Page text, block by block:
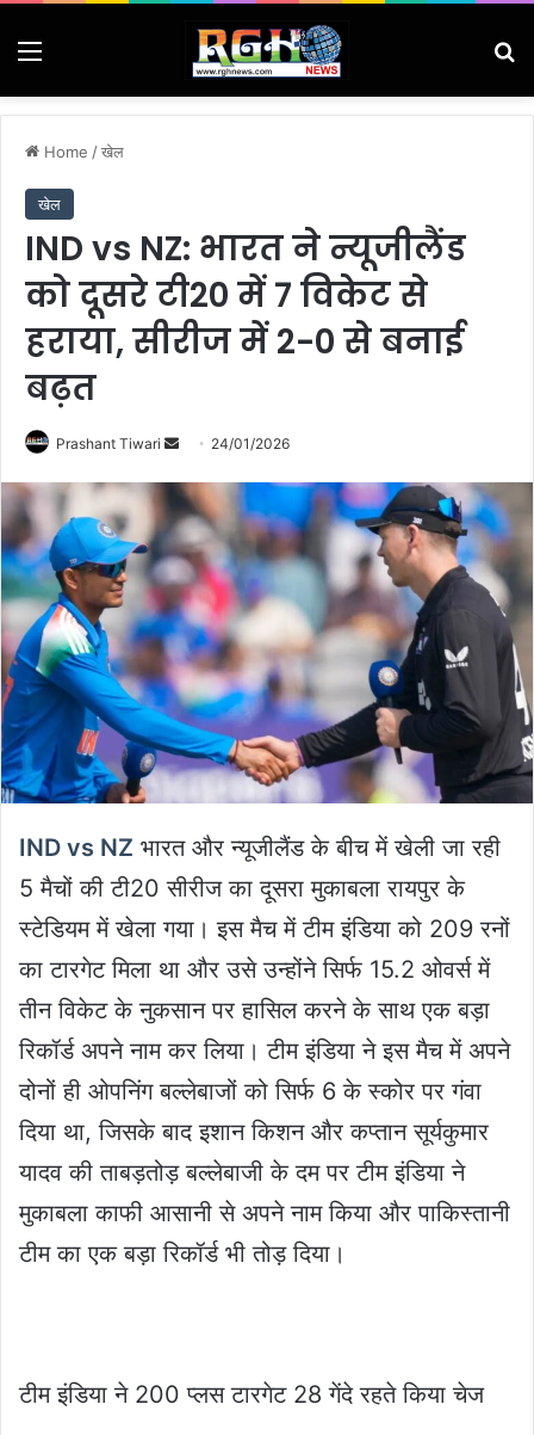
Menu
Home /खेल
खेल
IND vs NZ: भारत ने न्यूजीलैंड
को दूसरे टी20 में 7 विकेट से
हराया, सीरीज में 2-0 से बनाई
बढ़त
Prashant Tiwari
Send
email
24/01/2026
IND vs NZ भारत और न्यूजीलैंड के बीच में खेली जा रही
5 मैचों की टी20 सीरीज का दूसरा मुकाबला रायपुर के
स्टेडियम में खेला गया। इस मैच में टीम इंडिया को 209 रनों
का टारगेट मिला था और उसे उन्होंने सिर्फ 15.2 ओवर्स में
तीन विकेट के नुकसान पर हासिल करने के साथ एक बड़ा
रिकॉर्ड अपने नाम कर लिया। टीम इंडिया ने इस मैच में अपने
दोनों ही ओपनिंग बल्लेबाजों को सिर्फ 6 के स्कोर पर गंवा
दिया था, जिसके बाद इशान किशन और कप्तान सूर्यकुमार
यादव की ताबड़तोड़ बल्लेबाजी के दम पर टीम इंडिया ने
मुकाबला काफी आसानी से अपने नाम किया और पाकिस्तानी
टीम का एक बड़ा रिकॉर्ड भी तोड़ दिया।
टीम इंडिया ने 200 प्लस टारगेट 28 गेंदे रहते किया चेज